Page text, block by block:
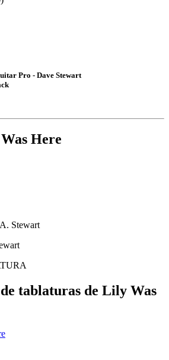
Pro - Dave Stewart
Here
Stewart
tablaturas de Lily Was